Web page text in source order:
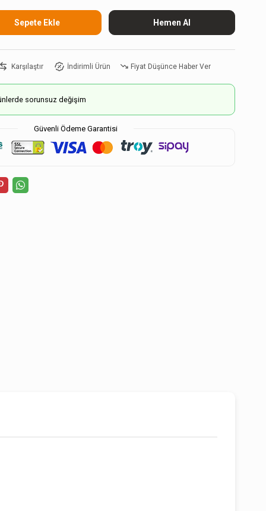
Karşılaştır İndirimli Ürün Fiyat Düşünce Haber Ver
sorunsuz değişim
Güvenli Ödeme Garantisi